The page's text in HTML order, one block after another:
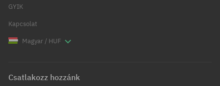
GYIK
Kapcsolat
Magyar / HUF
Csatlakozz hozzánk